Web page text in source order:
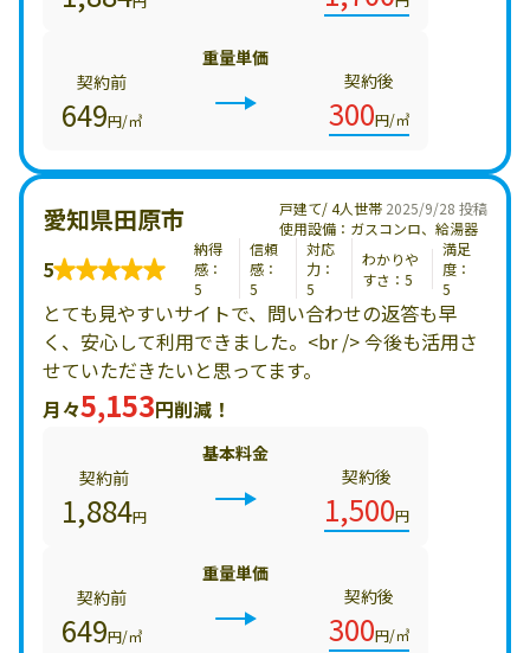
重量単価
契約前
649円/㎥
契約後
300円/㎥
2025/9/28 投稿
愛知県田原市
戸建て/ 4人世帯
使用設備：ガスコンロ、給湯器
5
納得
感：
5
信頼
感：
5
対応
力：
5
わかりや
すさ：5
満足
度：
5
とても見やすいサイトで、問い合わせの返答も早
く、安心して利用できました。<br /> 今後も活用さ
せていただきたいと思ってます。
月々5,153円削減！
基本料金
契約前
1,884円
契約後
1,500円
重量単価
契約前
649円/㎥
契約後
300円/㎥